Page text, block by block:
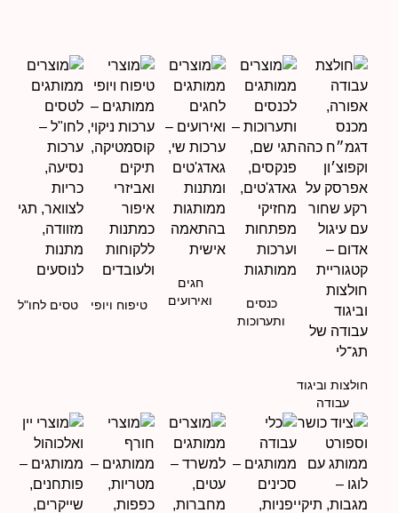
חולצות וביגוד
עבודה
כנסים
ותערוכות
חגים
ואירועים
טיפוח ויופי טסים לחו"ל